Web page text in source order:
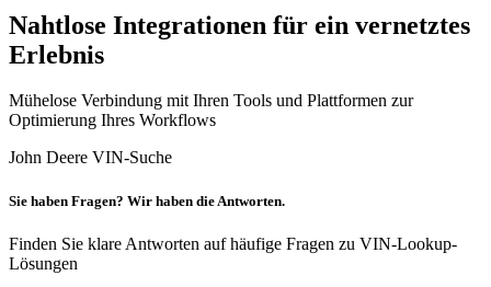
Nahtlose Integrationen für ein vernetztes
Erlebnis
Mühelose Verbindung mit Ihren Tools und Plattformen zur
Optimierung Ihres Workflows
John Deere VIN-Suche
Sie haben Fragen? Wir haben die Antworten.
Finden Sie klare Antworten auf häufige Fragen zu VIN-Lookup-
Lösungen